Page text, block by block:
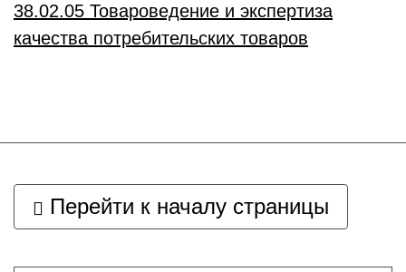
38.02.05 Товароведение и экспертиза
качества потребительских товаров
Перейти к началу страницы